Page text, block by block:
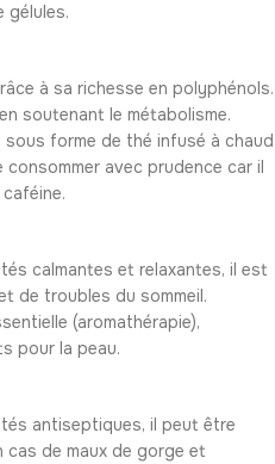
gélules.
à sa richesse en polyphénols.
soutenant le métabolisme.
sous forme de thé infusé à chaud
avec prudence car il
calmantes et relaxantes, il est
de troubles du sommeil.
(aromathérapie),
pour la peau.
antiseptiques, il peut être
de maux de gorge et